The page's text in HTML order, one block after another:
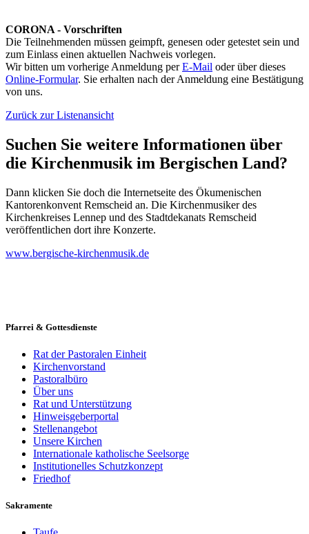
CORONA - Vorschriften
Die Teilnehmenden müssen geimpft, genesen oder getestet sein und
zum Einlass einen aktuellen Nachweis vorlegen.
Wir bitten um vorherige Anmeldung perE-Mail oder über dieses
Online-Formular. Sie erhalten nach der Anmeldung eine Bestätigung
von uns.
Zurück zur Listenansicht
Suchen Sie weitere Informationen über
die Kirchenmusik im Bergischen Land?
Dann klicken Sie doch die Internetseite des Ökumenischen
Kantorenkonvent Remscheid an. Die Kirchenmusiker des
Kirchenkreises Lennep und des Stadtdekanats Remscheid
veröffentlichen dort ihre Konzerte.
www.bergische-kirchenmusik.de
Pfarrei & Gottesdienste
Rat der Pastoralen Einheit
Kirchenvorstand
Pastoralbüro
Über uns
Rat und Unterstützung
Hinweisgeberportal
Stellenangebot
Unsere Kirchen
Internationale katholische Seelsorge
Institutionelles Schutzkonzept
Friedhof
Sakramente